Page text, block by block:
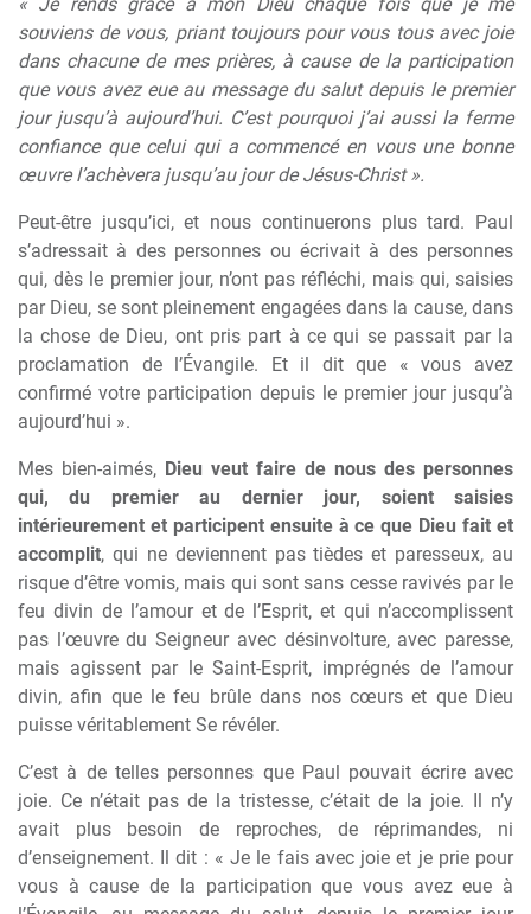
souviens de vous, priant toujours pour vous tous avec joie
dans chacune de mes prières, à cause de la participation
que vous avez eue au message du salut depuis le premier
jour jusqu’à aujourd’hui. C’est pourquoi j’ai aussi la ferme
confiance que celui qui a commencé en vous une bonne
œuvre l’achèvera jusqu’au jour de Jésus-Christ ».
Peut-être jusqu’ici, et nous continuerons plus tard. Paul
s’adressait à des personnes ou écrivait à des personnes
qui, dès le premier jour, n’ont pas réfléchi, mais qui, saisies
par Dieu, se sont pleinement engagées dans la cause, dans
la chose de Dieu, ont pris part à ce qui se passait par la
proclamation de l’Évangile. Et il dit que « vous avez
confirmé votre participation depuis le premier jour jusqu’à
aujourd’hui ».
Mes bien-aimés, Dieu veut faire de nous des personnes
qui, du premier au dernier jour, soient saisies
intérieurement et participent ensuite à ce que Dieu fait et
accomplit, qui ne deviennent pas tièdes et paresseux, au
risque d’être vomis, mais qui sont sans cesse ravivés par le
feu divin de l’amour et de l’Esprit, et qui n’accomplissent
pas l’œuvre du Seigneur avec désinvolture, avec paresse,
mais agissent par le Saint-Esprit, imprégnés de l’amour
divin, afin que le feu brûle dans nos cœurs et que Dieu
puisse véritablement Se révéler.
C’est à de telles personnes que Paul pouvait écrire avec
joie. Ce n’était pas de la tristesse, c’était de la joie. Il n’y
avait plus besoin de reproches, de réprimandes, ni
d’enseignement. Il dit : « Je le fais avec joie et je prie pour
vous à cause de la participation que vous avez eue à